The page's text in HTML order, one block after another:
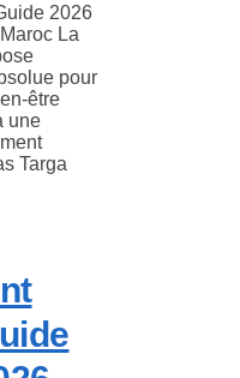
2026
La
pour
être
une
Targa